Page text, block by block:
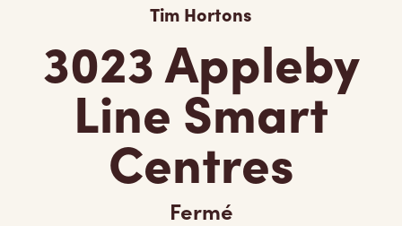
Tim Hortons
3023 Appleby
Line Smart
Centres
Fermé